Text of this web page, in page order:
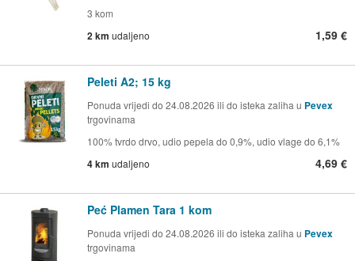
3 kom
2 km udaljeno 1,59 €
Peleti A2; 15 kg
Ponuda vrijedi do 24.08.2026 ili do isteka zaliha u Pevex
trgovinama
100% tvrdo drvo, udio pepela do 0,9%, udio vlage do 6,1%
4 km udaljeno 4,69 €
Peć Plamen Tara 1 kom
Ponuda vrijedi do 24.08.2026 ili do isteka zaliha u Pevex
trgovinama